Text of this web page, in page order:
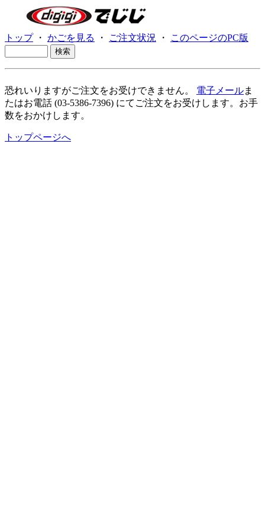
トップ・ かごを見る ・ ご注文状況 ・ このページのPC版
恐れいりますがご注文をお受けできません。 電子メールま
たはお電話 (03-5386-7396) にてご注文をお受けします。お手
数をおかけします。
トップページへ